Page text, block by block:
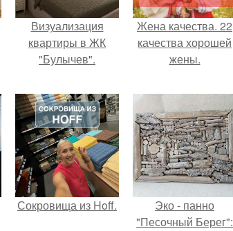
Визуализация
квартиры в ЖК
"Булычев".
Жена качества. 22
качества хорошей
жены.
Сокровища из Hoff.
Эко - панно
"Песочный Берег":